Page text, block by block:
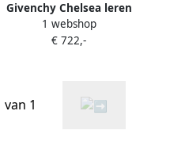
Givenchy Chelsea leren
laarzen Zwart
1 webshop
€ 722,-
van 1